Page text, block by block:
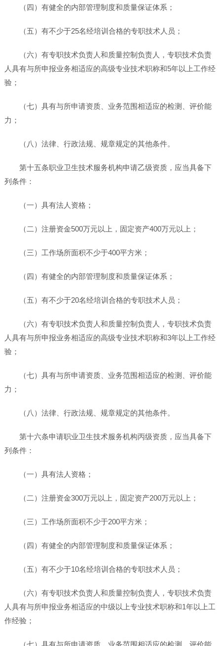
（四）有健全的内部管理制度和质量保证体系；
（五）有不少于25名经培训合格的专职技术人员；
（六）有专职技术负责人和质量控制负责人，专职技术负责
人具有与所申报业务相适应的高级专业技术职称和5年以上工作经
验；
（七）具有与所申请资质、业务范围相适应的检测、评价能
力；
（八）法律、行政法规、规章规定的其他条件。
第十五条职业卫生技术服务机构申请乙级资质，应当具备下
列条件：
（一）具有法人资格；
（二）注册资金500万元以上，固定资产400万元以上；
（三）工作场所面积不少于400平方米；
（四）有健全的内部管理制度和质量保证体系；
（五）有不少于20名经培训合格的专职技术人员；
（六）有专职技术负责人和质量控制负责人，专职技术负责
人具有与所申报业务相适应的高级专业技术职称和3年以上工作经
验；
（七）具有与所申请资质、业务范围相适应的检测、评价能
力；
（八）法律、行政法规、规章规定的其他条件。
第十六条申请职业卫生技术服务机构丙级资质，应当具备下
列条件：
（一）具有法人资格；
（二）注册资金300万元以上，固定资产200万元以上；
（三）工作场所面积不少于200平方米；
（四）有健全的内部管理制度和质量保证体系；
（五）有不少于10名经培训合格的专职技术人员；
（六）有专职技术负责人和质量控制负责人，专职技术负责
人具有与所申报业务相适应的中级以上专业技术职称和1年以上工
作经验；